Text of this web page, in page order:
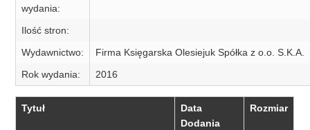
wydania:
Ilość stron:
Wydawnictwo:
Firma Księgarska Olesiejuk Spółka z o.o. S.K.A.
Rok wydania:
2016
Tytuł
Data
Dodania
Rozmiar